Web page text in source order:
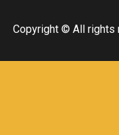
Copyright © All rights